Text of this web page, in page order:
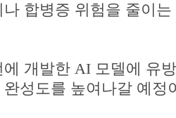
합병증 위험을 줄이
개발한 AI 모델에 유
성도를 높여나갈 예정